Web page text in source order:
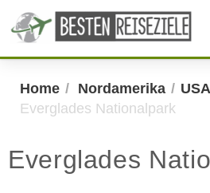
Home Nordamerika USA
Everglades Nationalpark
Everglades